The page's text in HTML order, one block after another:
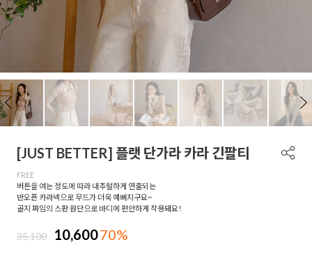
[JUST BETTER] 플랫 단가라 카라 긴팔티
FREE
버튼을 여는 정도에 따라 내추럴하게 연출되는
반오픈 카라넥으로 무드가 더욱 예뻐지구요~
골지 짜임의 스판 원단으로 바디에 편안하게 착용돼요!
35,100 10,60070%